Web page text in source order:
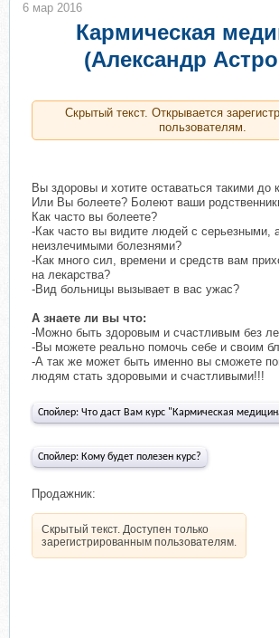
Кармическая
(Александр
Скрытый текст. Открывается
пользователям.
Вы здоровы и хотите оставаться такими до
Или Вы болеете? Болеют ваши
Как часто вы болеете?
-Как часто вы видите людей с серьезными,
неизлечимыми болезнями?
-Как много сил, времени и средств вам
на лекарства?
-Вид больницы вызывает в вас ужас?
А знаете ли вы что:
-Можно быть здоровым и счастливым без
-Вы можете реально помочь себе и своим
-А так же может быть именно вы сможете
людям стать здоровыми и счастливыми!!!
Спойлер: Что даст Вам курс "Кармическая
Спойлер: Кому будет полезен курс?
Продажник:
Скрытый текст. Доступен только
зарегистрированным пользователям.
6 мар 2016